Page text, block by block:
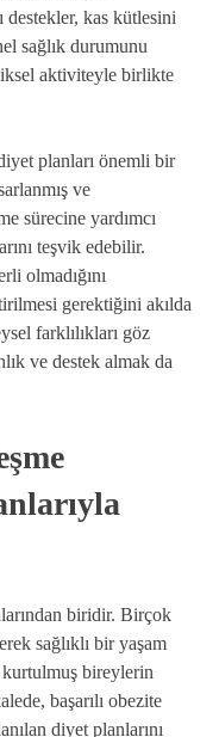
destekler, kas kütlesini
sağlık durumunu
aktiviteyle birlikte
planları önemli bir
ve
sürecine yardımcı
teşvik edebilir.
olmadığını
gerektiğini akılda
farklılıkları göz
ve destek almak da
biridir. Birçok
sağlıklı bir yaşam
bireylerin
başarılı obezite
diyet planlarını